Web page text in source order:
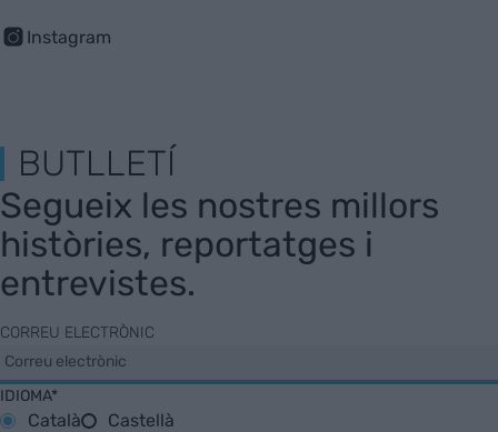
Instagram
BUTLLETÍ
Segueix les nostres millors
històries, reportatges i
entrevistes.
CORREU ELECTRÒNIC
IDIOMA*
Català
Castellà